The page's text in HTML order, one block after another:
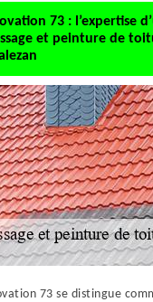
73 : l’expertise
et peinture de
73 se distingue